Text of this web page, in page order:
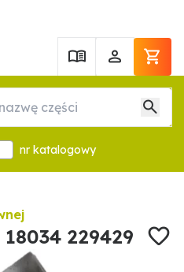
nr katalogowy
229429